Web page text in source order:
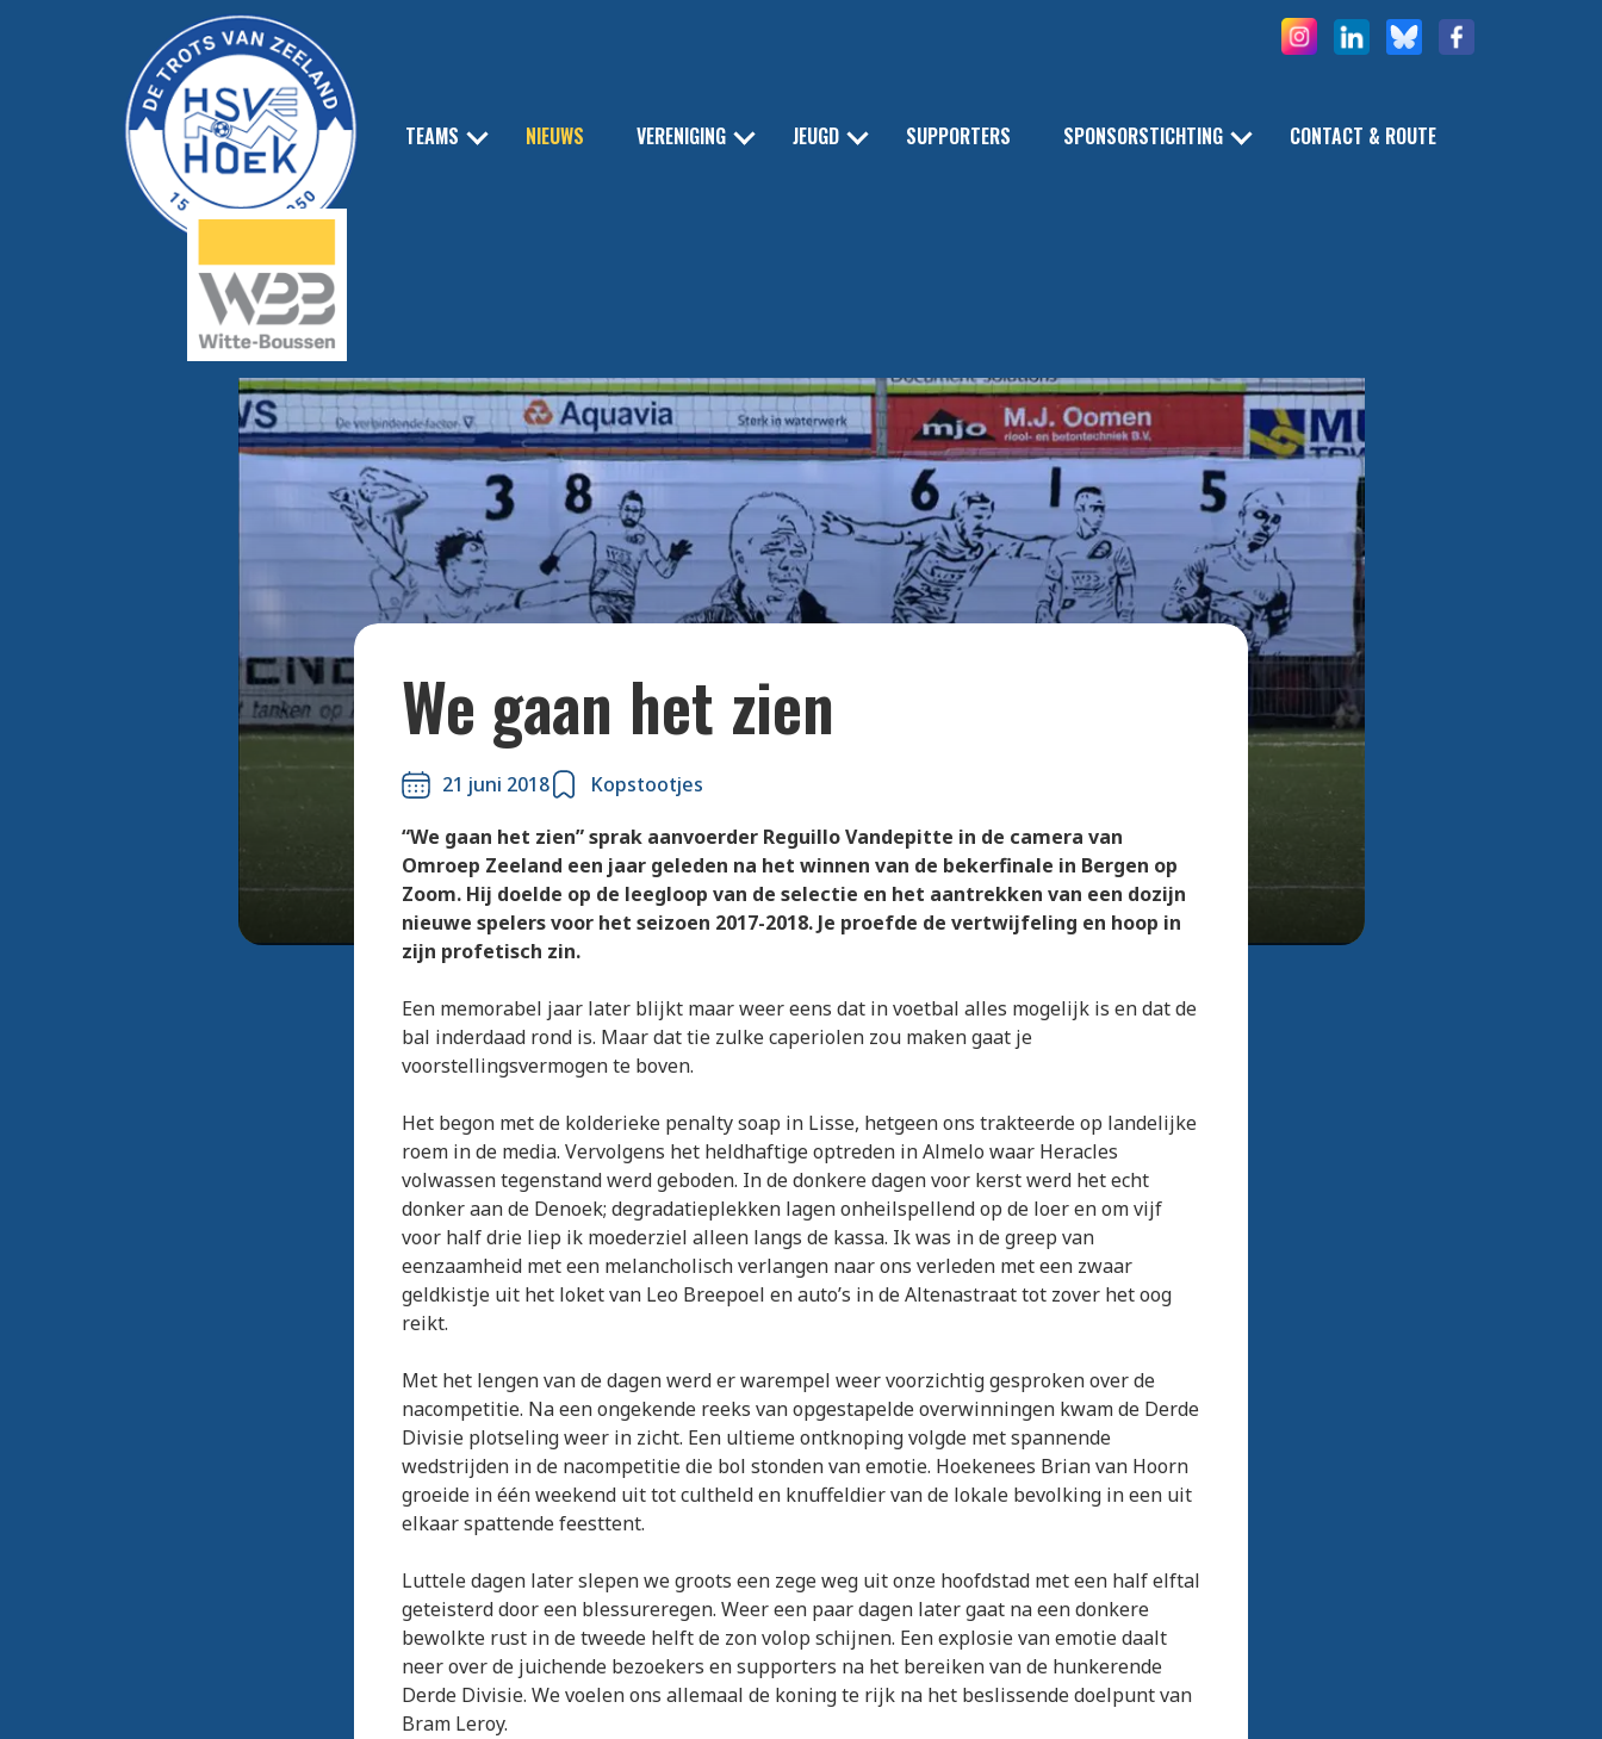
TEAMS NIEUWS VERENIGING JEUGD SUPPORTERS SPONSORSTICHTING CONTACT & ROUTE
Bekijk alle foto's
We gaan het zien
21 juni 2018
Kopstootjes
“We gaan het zien” sprak aanvoerder Reguillo Vandepitte in de camera van
Omroep Zeeland een jaar geleden na het winnen van de bekerfinale in Bergen op
Zoom. Hij doelde op de leegloop van de selectie en het aantrekken van een dozijn
nieuwe spelers voor het seizoen 2017-2018. Je proefde de vertwijfeling en hoop in
zijn profetisch zin.
Een memorabel jaar later blijkt maar weer eens dat in voetbal alles mogelijk is en dat de
bal inderdaad rond is. Maar dat tie zulke caperiolen zou maken gaat je
voorstellingsvermogen te boven.
Het begon met de kolderieke penalty soap in Lisse, hetgeen ons trakteerde op landelijke
roem in de media. Vervolgens het heldhaftige optreden in Almelo waar Heracles
volwassen tegenstand werd geboden. In de donkere dagen voor kerst werd het echt
donker aan de Denoek; degradatieplekken lagen onheilspellend op de loer en om vijf
voor half drie liep ik moederziel alleen langs de kassa. Ik was in de greep van
eenzaamheid met een melancholisch verlangen naar ons verleden met een zwaar
geldkistje uit het loket van Leo Breepoel en auto’s in de Altenastraat tot zover het oog
reikt.
Met het lengen van de dagen werd er warempel weer voorzichtig gesproken over de
nacompetitie. Na een ongekende reeks van opgestapelde overwinningen kwam de Derde
Divisie plotseling weer in zicht. Een ultieme ontknoping volgde met spannende
wedstrijden in de nacompetitie die bol stonden van emotie. Hoekenees Brian van Hoorn
groeide in één weekend uit tot cultheld en knuffeldier van de lokale bevolking in een uit
elkaar spattende feesttent.
Luttele dagen later slepen we groots een zege weg uit onze hoofdstad met een half elftal
geteisterd door een blessureregen. Weer een paar dagen later gaat na een donkere
bewolkte rust in de tweede helft de zon volop schijnen. Een explosie van emotie daalt
neer over de juichende bezoekers en supporters na het bereiken van de hunkerende
Derde Divisie. We voelen ons allemaal de koning te rijk na het beslissende doelpunt van
Bram Leroy.